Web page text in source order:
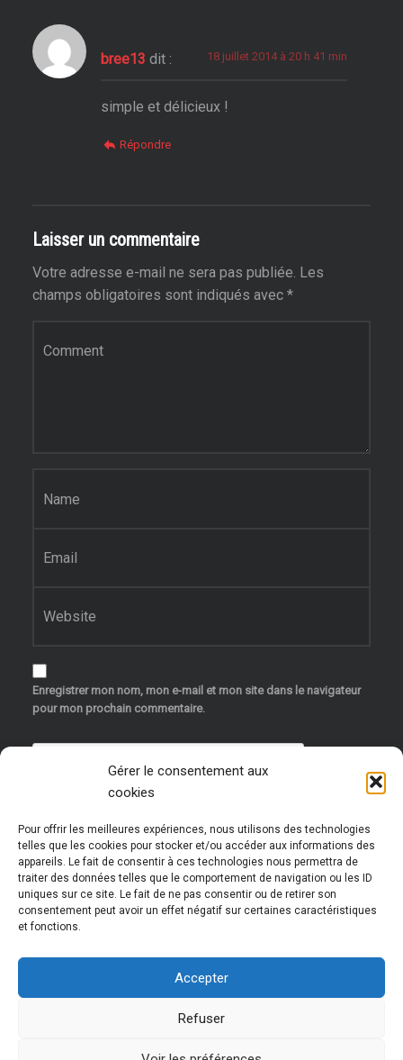
Gérer le consentement aux
cookies
Pour offrir les meilleures expériences, nous utilisons des technologies
telles que les cookies pour stocker et/ou accéder aux informations des
appareils. Le fait de consentir à ces technologies nous permettra de
traiter des données telles que le comportement de navigation ou les ID
uniques sur ce site. Le fait de ne pas consentir ou de retirer son
consentement peut avoir un effet négatif sur certaines caractéristiques
et fonctions.
Accepter
Refuser
bree13 dit : 18 juillet 2014 à 20 h 41 min
simple et délicieux !
Répondre
Laisser un commentaire
Votre adresse e-mail ne sera pas publiée. Les
champs obligatoires sont indiqués avec *
Enregistrer mon nom, mon e-mail et mon site dans le navigateur
pour mon prochain commentaire.
Ce site utilise Akismet pour réduire les indésirables.
En savoir plus sur la façon dont les données de vos
commentaires sont traitées.